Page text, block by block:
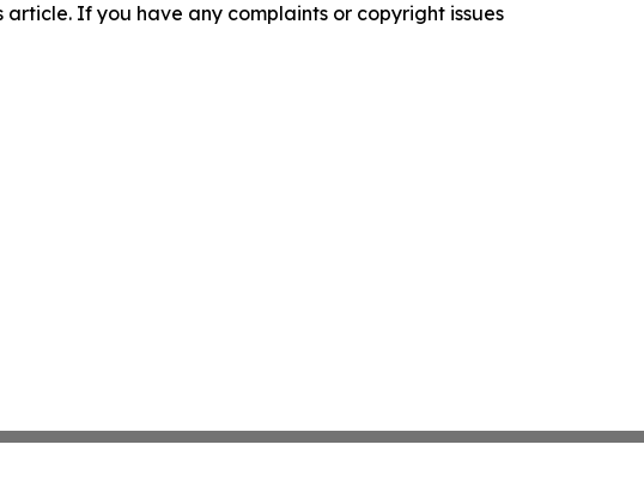
If you have any complaints or copyright issues